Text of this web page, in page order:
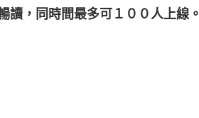
讀，同時間最多可１００人上線。